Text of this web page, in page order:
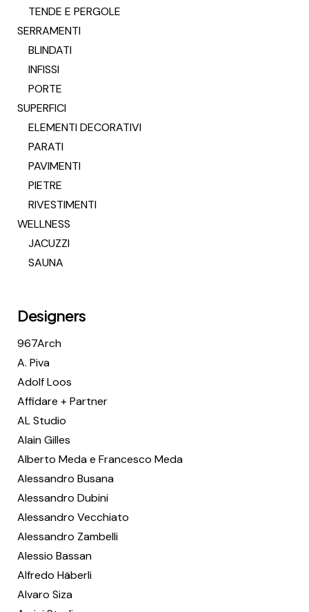
TENDE E PERGOLE
SERRAMENTI
BLINDATI
INFISSI
PORTE
SUPERFICI
ELEMENTI DECORATIVI
PARATI
PAVIMENTI
PIETRE
RIVESTIMENTI
WELLNESS
JACUZZI
SAUNA
Designers
967Arch
A. Piva
Adolf Loos
Affidare + Partner
AL Studio
Alain Gilles
Alberto Meda e Francesco Meda
Alessandro Busana
Alessandro Dubini
Alessandro Vecchiato
Alessandro Zambelli
Alessio Bassan
Alfredo Häberli
Alvaro Siza